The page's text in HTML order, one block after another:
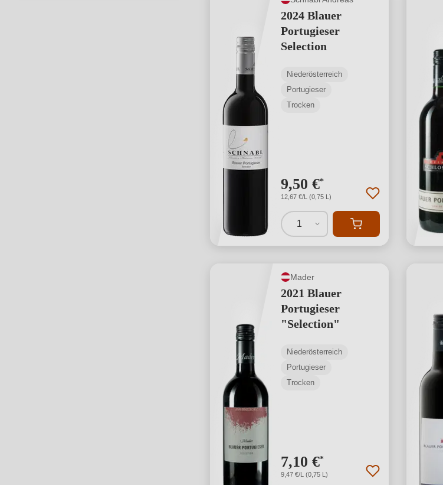
2024 Blauer
Portugieser
Selection
Niederösterreich
Portugieser
Trocken
9,50 €*
12,67 €/L (0,75 L)
1
Mader
2021 Blauer
Portugieser
"Selection"
Niederösterreich
Portugieser
Trocken
7,10 €*
9,47 €/L (0,75 L)